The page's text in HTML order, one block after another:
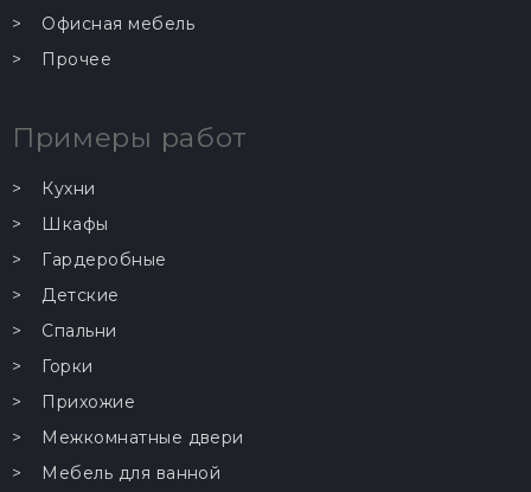
Офисная мебель
Прочее
Примеры работ
Кухни
Шкафы
Гардеробные
Детские
Спальни
Горки
Прихожие
Межкомнатные двери
Мебель для ванной